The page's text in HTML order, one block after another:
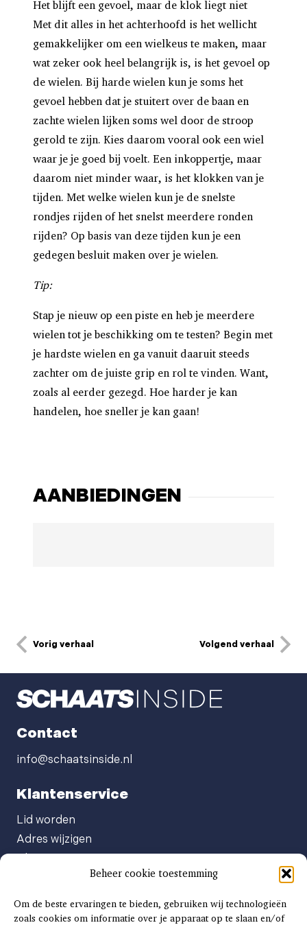
Beheer cookie toestemming
Om de beste ervaringen te bieden, gebruiken wij technologieën
zoals cookies om informatie over je apparaat op te slaan en/of
Het blijft een gevoel, maar de klok liegt niet
Met dit alles in het achterhoofd is het wellicht
gemakkelijker om een wielkeus te maken, maar
wat zeker ook heel belangrijk is, is het gevoel op
de wielen. Bij harde wielen kun je soms het
gevoel hebben dat je stuitert over de baan en
zachte wielen lijken soms wel door de stroop
gerold te zijn. Kies daarom vooral ook een wiel
waar je je goed bij voelt. Een inkoppertje, maar
daarom niet minder waar, is het klokken van je
tijden. Met welke wielen kun je de snelste
rondjes rijden of het snelst meerdere ronden
rijden? Op basis van deze tijden kun je een
gedegen besluit maken over je wielen.
Tip:
Stap je nieuw op een piste en heb je meerdere
wielen tot je beschikking om te testen? Begin met
je hardste wielen en ga vanuit daaruit steeds
zachter om de juiste grip en rol te vinden. Want,
zoals al eerder gezegd. Hoe harder je kan
handelen, hoe sneller je kan gaan!
AANBIEDINGEN
Vorig verhaal Volgend verhaal
Contact
info@schaatsinside.nl
Klantenservice
Lid worden
Adres wijzigen
Abonnement opzeggen
Afgeven automatische incasso
Factuur betalen